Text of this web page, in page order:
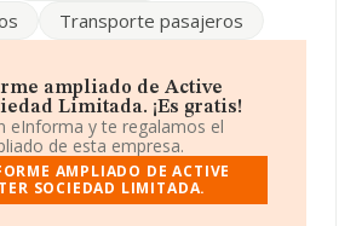
exportación.
domicilio fiscal en Partida Altet Pol 1
Elche, en Alicante, Comunidad
sector y disponiendo de los datos de
a nivel nacional la facturación
millones de euros y la media de
Transporte pasajeros
ampliado de Active
Limitada. ¡Es gratis!
eInforma y te regalamos el
de esta empresa.
AMPLIADO DE ACTIVE
SOCIEDAD LIMITADA.